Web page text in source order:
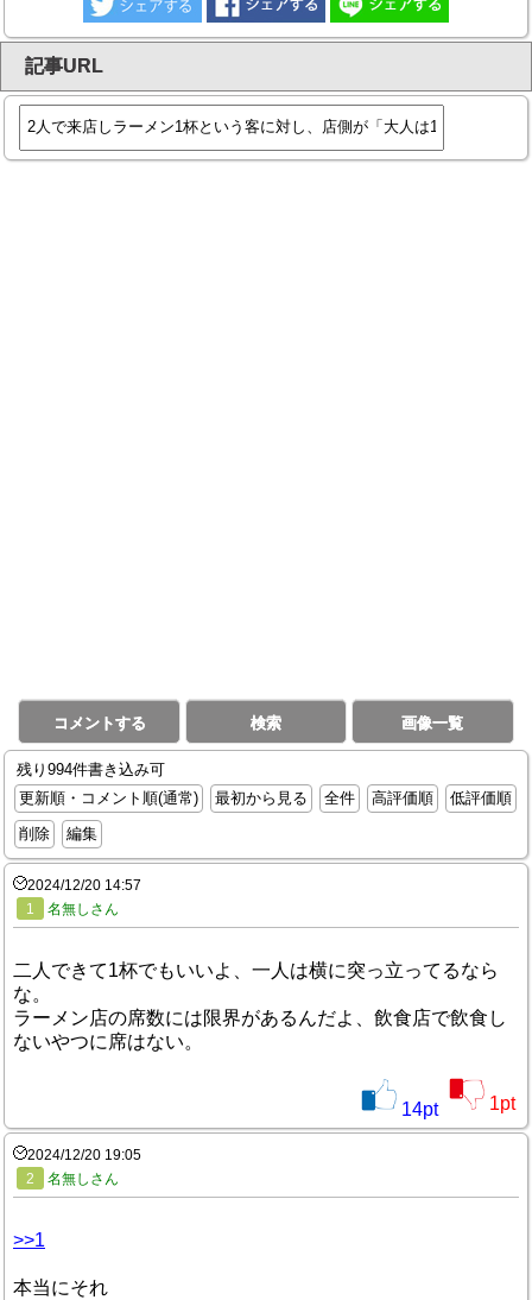
記事URL
コメントする 検索 画像一覧
残り994件書き込み可
更新順・コメント順(通常)
最初から見る 全件 高評価順
低評価順
削除
編集
2024/12/20 14:57
1
名無しさん
二人できて1杯でもいいよ、一人は横に突っ立ってるなら
な。
ラーメン店の席数には限界があるんだよ、飲食店で飲食し
ないやつに席はない。
14pt 1pt
2024/12/20 19:05
2
名無しさん
>>1
本当にそれ